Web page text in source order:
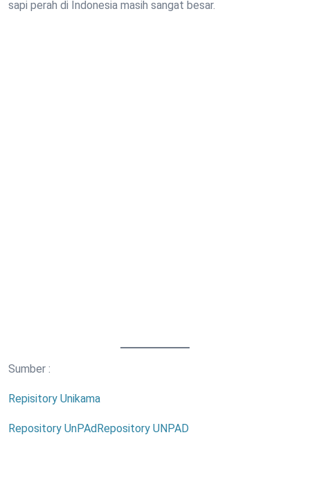
sapi perah di Indonesia masih sangat besar.
Sumber :
Repisitory Unikama
Repository UnPAdRepository UNPAD